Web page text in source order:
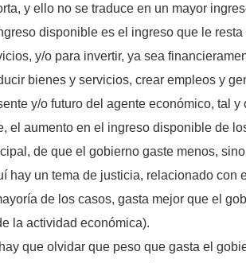
y ello no se traduce en un mayor
disponible es el ingreso que le
y/o para invertir, ya sea
bienes y servicios, crear empleos y
y/o futuro del agente económico, tal y
el aumento en el ingreso disponible de
de que el gobierno gaste menos,
hay un tema de justicia, relacionado con
de los casos, gasta mejor que el
la actividad económica).
que olvidar que peso que gasta el